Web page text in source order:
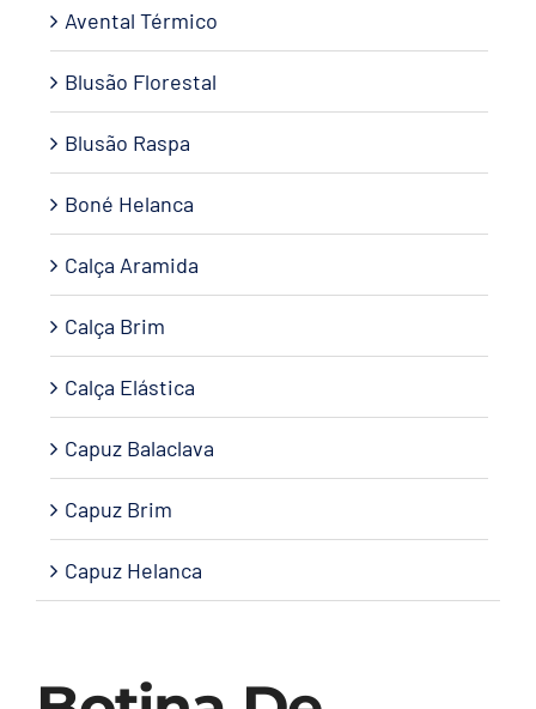
Avental Térmico
Blusão Florestal
Blusão Raspa
Boné Helanca
Calça Aramida
Calça Brim
Calça Elástica
Capuz Balaclava
Capuz Brim
Capuz Helanca